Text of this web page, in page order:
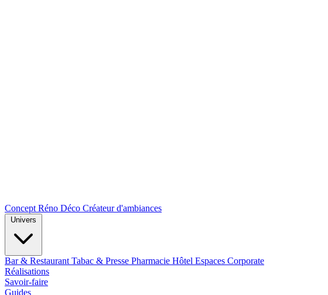
Concept Réno Déco Créateur d'ambiances
Bar & Restaurant Tabac & Presse Pharmacie Hôtel Espaces Corporate
Réalisations
Savoir-faire
Guides